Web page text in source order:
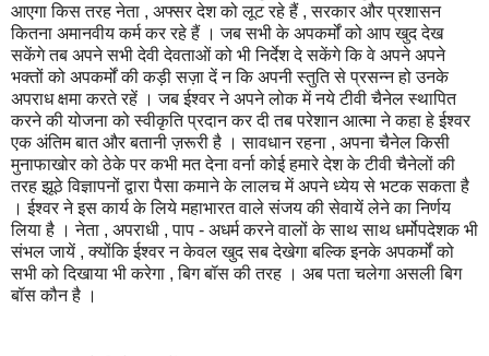
आएगा किस तरह नेता , अफ्सर देश को लूट रहे हैं , सरकार और प्रशासन
कितना अमानवीय कर्म कर रहे हैं । जब सभी के अपकर्मों को आप खुद देख
सकेंगे तब अपने सभी देवी देवताओं को भी निर्देश दे सकेंगे कि वे अपने अपने
भक्तों को अपकर्मों की कड़ी सज़ा दें न कि अपनी स्तुति से प्रसन्न हो उनके
अपराध क्षमा करते रहें । जब ईश्वर ने अपने लोक में नये टीवी चैनेल स्थापित
करने की योजना को स्वीकृति प्रदान कर दी तब परेशान आत्मा ने कहा हे ईश्वर
एक अंतिम बात और बतानी ज़रूरी है । सावधान रहना , अपना चैनेल किसी
मुनाफाखोर को ठेके पर कभी मत देना वर्ना कोई हमारे देश के टीवी चैनेलों की
तरह झूठे विज्ञापनों द्वारा पैसा कमाने के लालच में अपने ध्येय से भटक सकता है
। ईश्वर ने इस कार्य के लिये महाभारत वाले संजय की सेवायें लेने का निर्णय
लिया है । नेता , अपराधी , पाप - अधर्म करने वालों के साथ साथ धर्मोपदेशक भी
संभल जायें , क्योंकि ईश्वर न केवल खुद सब देखेगा बल्कि इनके अपकर्मों को
सभी को दिखाया भी करेगा , बिग बॉस की तरह । अब पता चलेगा असली बिग
बॉस कौन है ।